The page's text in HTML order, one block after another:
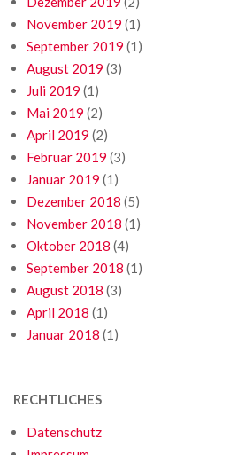
November 2019 (1)
September 2019 (1)
August 2019 (3)
Juli 2019 (1)
Mai 2019 (2)
April 2019 (2)
Februar 2019 (3)
Januar 2019 (1)
Dezember 2018 (5)
November 2018 (1)
Oktober 2018 (4)
September 2018 (1)
August 2018 (3)
April 2018 (1)
Januar 2018 (1)
RECHTLICHES
Datenschutz